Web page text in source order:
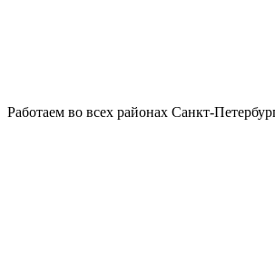
Работаем во всех районах Санкт-